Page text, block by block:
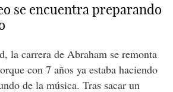
se encuentra preparando
la carrera de Abraham se remonta
con 7 años ya estaba haciendo
de la música. Tras sacar un